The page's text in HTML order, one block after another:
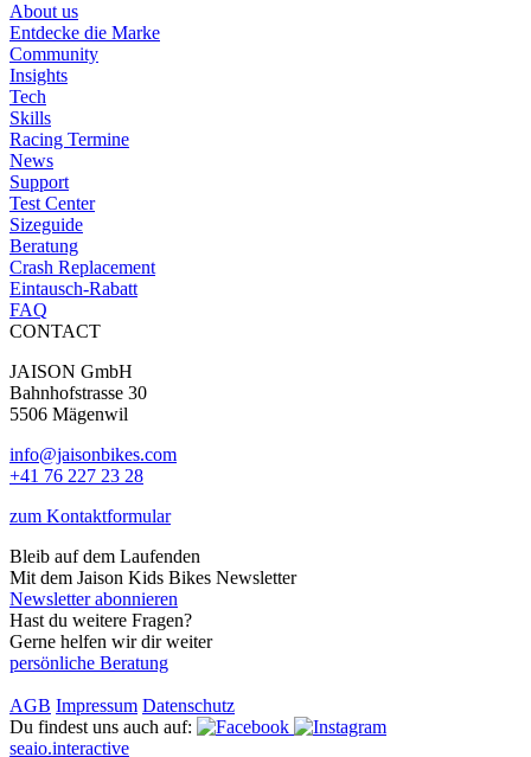
About us
Entdecke die Marke
Community
Insights
Tech
Skills
Racing Termine
News
Support
Test Center
Sizeguide
Beratung
Crash Replacement
Eintausch-Rabatt
FAQ
CONTACT
JAISON GmbH
Bahnhofstrasse 30
5506 Mägenwil
info@jaisonbikes.com
+41 76 227 23 28
zum Kontaktformular
Bleib auf dem Laufenden
Mit dem Jaison Kids Bikes Newsletter
Newsletter abonnieren
Hast du weitere Fragen?
Gerne helfen wir dir weiter
persönliche Beratung
AGB Impressum Datenschutz
Du findest uns auch auf:
seaio.interactive